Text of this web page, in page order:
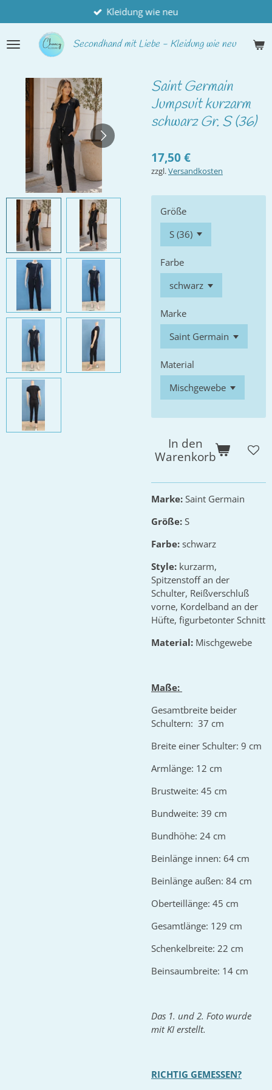
Hauptinhalt
springen
Secondhandmit Liebe - Kleidung wie neu
Kleidung wie neu
Saint Germain
Jumpsuit kurzarm
schwarz Gr. S (36)
17,50 €
zzgl.Versandkosten
Größe
Farbe
Marke
Material
In den
Warenkorb
Marke: Saint Germain
Größe: S
Farbe: schwarz
Style: kurzarm,
Spitzenstoff an der
Schulter, Reißverschluß
vorne, Kordelband an der
Hüfte, figurbetonter Schnitt
Material: Mischgewebe
Maße:
Gesamtbreite beider
Schultern: 37 cm
Breite einer Schulter: 9 cm
Armlänge: 12 cm
Brustweite: 45 cm
Bundweite: 39 cm
Bundhöhe: 24 cm
Beinlänge innen: 64 cm
Beinlänge außen: 84 cm
Oberteillänge: 45 cm
Gesamtlänge: 129 cm
Schenkelbreite: 22 cm
Beinsaumbreite: 14 cm
Das 1. und 2. Foto wurde
mit KI erstellt.
RICHTIG GEMESSEN?